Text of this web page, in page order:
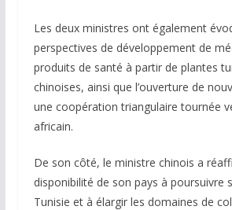
Les deux ministres ont également
perspectives de développement de
produits de santé à partir de plantes
chinoises, ainsi que l’ouverture de
une coopération triangulaire tournée
africain.
De son côté, le ministre chinois a
disponibilité de son pays à poursuivre
Tunisie et à élargir les domaines de